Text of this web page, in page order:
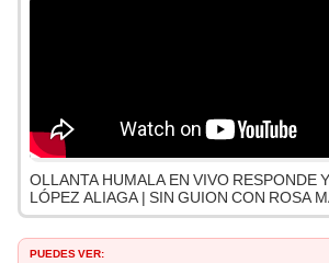
OLLANTA HUMALA EN VIVO RESPONDE
LÓPEZ ALIAGA | SIN GUION CON ROSA
PUEDES VER: